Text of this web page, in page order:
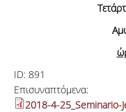
ID: 891
Επισυναπτόμενα:
2018-4-